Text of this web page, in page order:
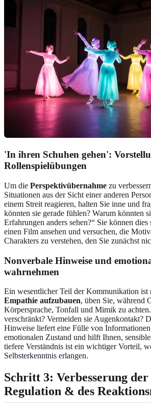
'In ihren Schuhen gehen':
Rollenspielübungen
Um die Perspektivübernahme zu
Situationen aus der Sicht einer anderen
einem Streit reagieren, halten Sie inne und
könnten sie gerade fühlen? Warum könnten
Erfahrungen anders sehen?“ Sie können
einen Film ansehen und versuchen, die
Charakters zu verstehen, den Sie zunächst
Nonverbale Hinweise und
wahrnehmen
Ein wesentlicher Teil der Kommunikation ist
Empathie aufzubauen, üben Sie, während
Körpersprache, Tonfall und Mimik zu
verschränkt? Vermeiden sie Augenkontakt?
Hinweise liefert eine Fülle von
emotionalen Zustand und hilft Ihnen,
tiefere Verständnis ist ein wichtiger Vorteil,
Selbsterkenntnis erlangen.
Schritt 3: Verbesserung
Regulation & des